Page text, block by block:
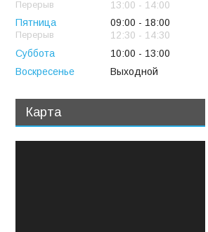
13:00
14:00
Пятница
09:00
18:00
12:30
14:30
Суббота
10:00
13:00
Воскресенье
Выходной
Карта